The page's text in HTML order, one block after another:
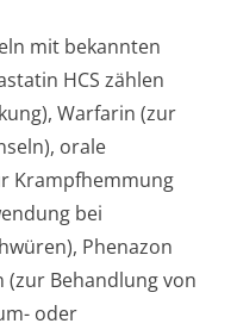
mit bekannten
HCS zählen
Warfarin (zur
orale
Krampfhemmung
bei
Phenazon
(zur Behandlung von
oder